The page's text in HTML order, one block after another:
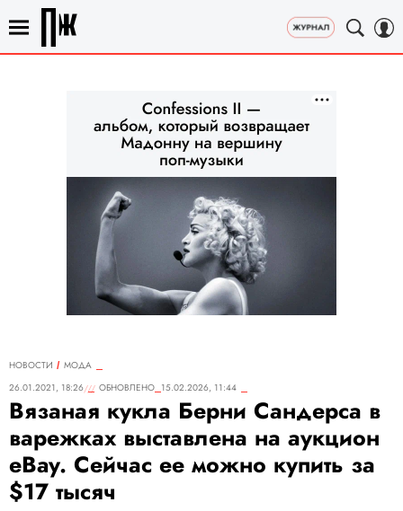
НОВОСТИ
МОДА
26.01.2021, 18:26
ОБНОВЛЕНО 15.02.2026, 11:44
Вязаная кукла Берни Сандерса в
варежках выставлена на аукцион
eBay. Сейчас ее можно купить за
$17 тысяч